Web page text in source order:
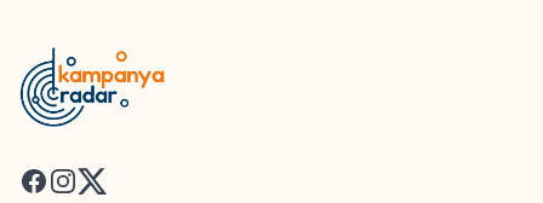
Facebook
Instagram
X